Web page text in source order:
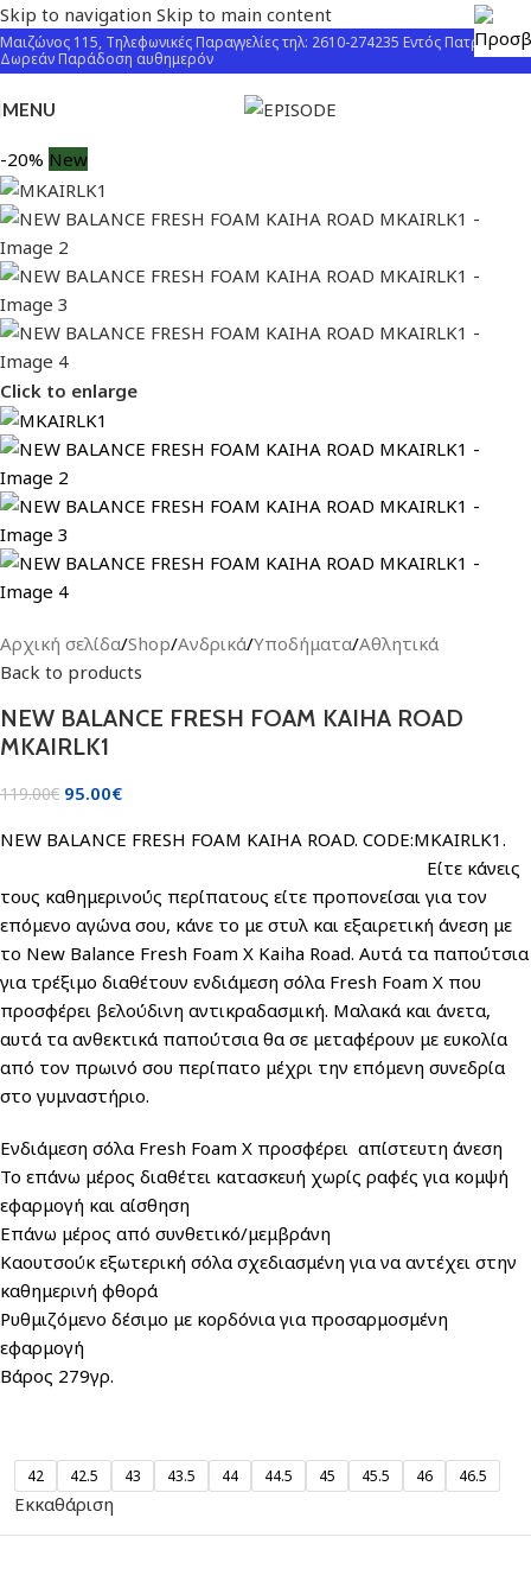
Skip to navigation Skip to main content
Μαιζώνος 115, Τηλεφωνικές Παραγγελίες τηλ: 2610-274235 Εντός Πατρών
Δωρεάν Παράδοση αυθημερόν
MENU
-20% New
Click to enlarge
Αρχική σελίδα/Shop/Ανδρικά/Υποδήματα/Αθλητικά
Back to products
NEW BALANCE FRESH FOAM KAIHA ROAD
MKAIRLK1
119.00€ 95.00€
NEW BALANCE FRESH FOAM KAIHA ROAD. CODE:MKAIRLK1.
Είτε κάνεις
τους καθημερινούς περίπατους είτε προπονείσαι για τον
επόμενο αγώνα σου, κάνε το με στυλ και εξαιρετική άνεση με
το New Balance Fresh Foam X Kaiha Road. Αυτά τα παπούτσια
για τρέξιμο διαθέτουν ενδιάμεση σόλα Fresh Foam X που
προσφέρει βελούδινη αντικραδασμική. Μαλακά και άνετα,
αυτά τα ανθεκτικά παπούτσια θα σε μεταφέρουν με ευκολία
από τον πρωινό σου περίπατο μέχρι την επόμενη συνεδρία
στο γυμναστήριο.
Ενδιάμεση σόλα Fresh Foam X προσφέρει απίστευτη άνεση
Το επάνω μέρος διαθέτει κατασκευή χωρίς ραφές για κομψή
εφαρμογή και αίσθηση
Επάνω μέρος από συνθετικό/μεμβράνη
Καουτσούκ εξωτερική σόλα σχεδιασμένη για να αντέχει στην
καθημερινή φθορά
Ρυθμιζόμενο δέσιμο με κορδόνια για προσαρμοσμένη
εφαρμογή
Βάρος 279γρ.
42 42.5 43 43.5 44 44.5 45 45.5 46 46.5
Εκκαθάριση